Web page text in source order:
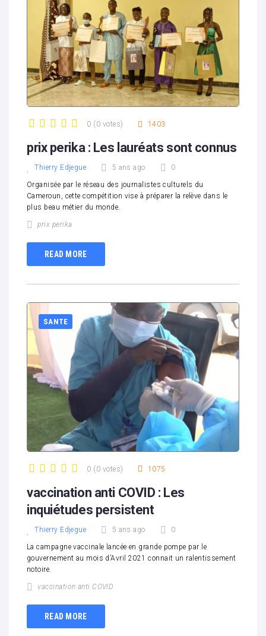
0 ( 0 votes) 1403
prix perika : Les lauréats sont connus
Thierry Edjegue 5 ans ago 0
Organisée par le réseau des journalistes culturels du
Cameroun, cette compétition vise à préparer la relève dans le
plus beau métier du monde.
prix perika
READ MORE
SANTE
0 ( 0 votes) 1075
vaccination anti COVID : Les
inquiétudes persistent
Thierry Edjegue 5 ans ago 0
La campagne vaccinale lancée en grande pompe par le
gouvernement au mois d’Avril 2021 connait un ralentissement
notoire.
vaccination anti COVID
READ MORE